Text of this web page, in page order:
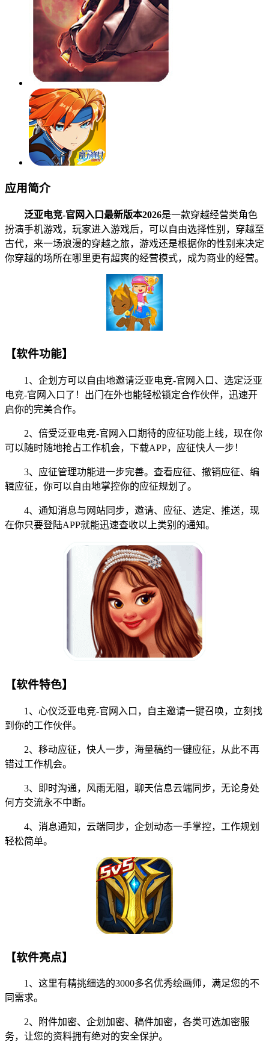
应用简介
泛亚电竞-官网入口最新版本2026是一款穿越经营类角色
扮演手机游戏，玩家进入游戏后，可以自由选择性别，穿越至
古代，来一场浪漫的穿越之旅，游戏还是根据你的性别来决定
你穿越的场所在哪里更有超爽的经营模式，成为商业的经营。
【软件功能】
1、企划方可以自由地邀请泛亚电竞-官网入口、选定泛亚
电竞-官网入口了！出门在外也能轻松锁定合作伙伴，迅速开
启你的完美合作。
2、倍受泛亚电竞-官网入口期待的应征功能上线，现在你
可以随时随地抢占工作机会，下载APP，应征快人一步！
3、应征管理功能进一步完善。查看应征、撤销应征、编
辑应征，你可以自由地掌控你的应征规划了。
4、通知消息与网站同步，邀请、应征、选定、推送，现
在你只要登陆APP就能迅速查收以上类别的通知。
【软件特色】
1、心仪泛亚电竞-官网入口，自主邀请一键召唤，立刻找
到你的工作伙伴。
2、移动应征，快人一步，海量稿约一键应征，从此不再
错过工作机会。
3、即时沟通，风雨无阻，聊天信息云端同步，无论身处
何方交流永不中断。
4、消息通知，云端同步，企划动态一手掌控，工作规划
轻松简单。
【软件亮点】
1、这里有精挑细选的3000多名优秀绘画师，满足您的不
同需求。
2、附件加密、企划加密、稿件加密，各类可选加密服
务，让您的资料拥有绝对的安全保护。